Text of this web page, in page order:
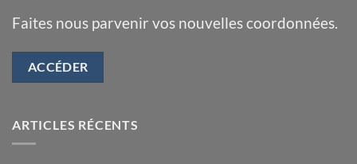
Faites nous parvenir vos nouvelles coordonnées.
ACCÉDER
ARTICLES RÉCENTS